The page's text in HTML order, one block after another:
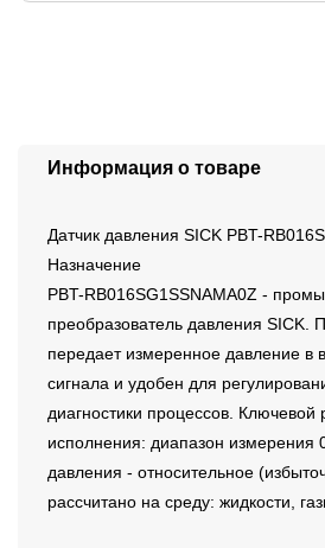
Информация о товаре
Датчик давления SICK PBT-
Назначение
PBT-RB016SG1SSNAMA0Z -
преобразователь давления SICK.
передает измеренное давление в
сигнала и удобен для
диагностики процессов.
исполнения: диапазон измерения
давления - относительное
рассчитано на среду: жидкости,